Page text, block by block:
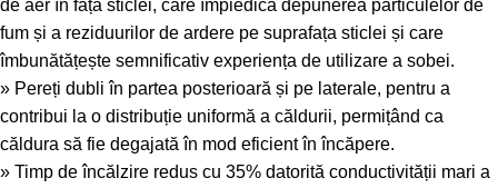
de aer în fața sticlei, care împiedică depunerea particulelor de
fum și a reziduurilor de ardere pe suprafața sticlei și care
îmbunătățește semnificativ experiența de utilizare a sobei.
» Pereți dubli în partea posterioară și pe laterale, pentru a
contribui la o distribuție uniformă a căldurii, permițând ca
căldura să fie degajată în mod eficient în încăpere.
» Timp de încălzire redus cu 35% datorită conductivității mari a